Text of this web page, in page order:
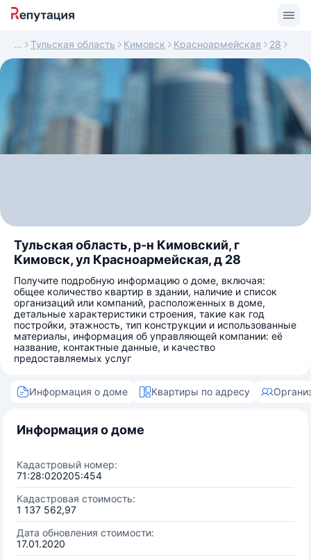
Тульская область Кимовск Красноармейская 28
Тульская область, р-н Кимовский, г
Кимовск, ул Красноармейская, д 28
Получите подробную информацию о доме, включая:
общее количество квартир в здании, наличие и список
организаций или компаний, расположенных в доме,
детальные характеристики строения, такие как год
постройки, этажность, тип конструкции и использованные
материалы, информация об управляющей компании: её
название, контактные данные, и качество
предоставляемых услуг
Информация о доме Квартиры по адресу
Информация о доме
Кадастровый номер:
71:28:020205:454
Кадастровая стоимость:
1 137 562,97
Дата обновления стоимости:
17.01.2020